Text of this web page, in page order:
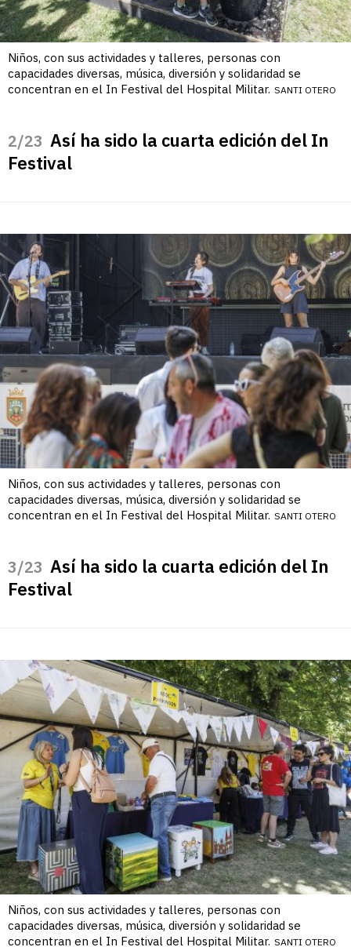
Niños, con sus actividades y talleres, personas con
capacidades diversas, música, diversión y solidaridad se
concentran en el In Festival del Hospital Militar. SANTI OTERO
/23 Así ha sido la cuarta edición del In
Festival
Niños, con sus actividades y talleres, personas con
capacidades diversas, música, diversión y solidaridad se
concentran en el In Festival del Hospital Militar. SANTI OTERO
/23 Así ha sido la cuarta edición del In
Festival
Niños, con sus actividades y talleres, personas con
capacidades diversas, música, diversión y solidaridad se
concentran en el In Festival del Hospital Militar. SANTI OTERO